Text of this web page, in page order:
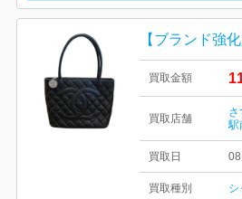
買取金額
買取店舗
駅
買取日
買取種別 シ